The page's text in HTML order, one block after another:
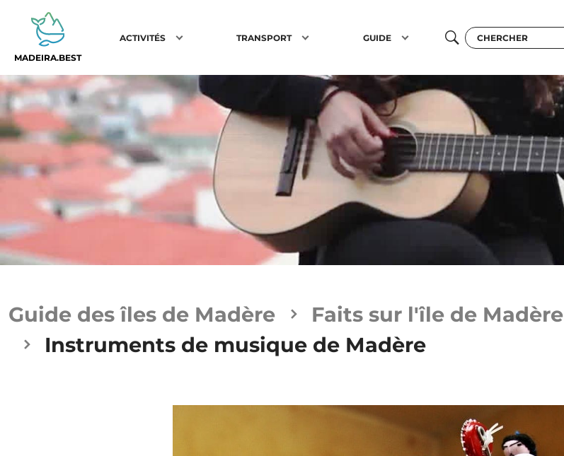
MADEIRA.BEST
ACTIVITÉS TRANSPORT GUIDE
Guide des îles de Madère Faits sur l'île de Madère
Instruments de musique de Madère